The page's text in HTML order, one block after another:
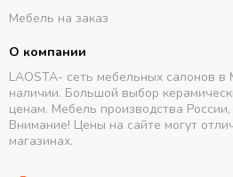
Мебель на заказ
О компании
LAOSTA- сеть мебельных салонов в
наличии. Большой выбор
ценам. Мебель производства
Внимание! Цены на сайте могут
магазинах.